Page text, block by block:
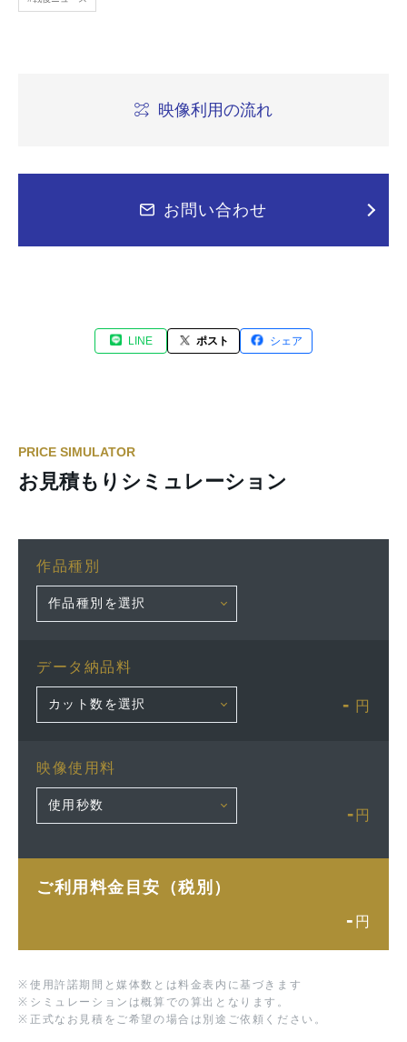
映像利用の流れ
お問い合わせ
LINE ポスト シェア
PRICE SIMULATOR
お見積もりシミュレーション
作品種別
データ納品料
- 円
映像使用料
- 円
ご利用料金目安（税別）
- 円
※ 使用許諾期間と媒体数とは料金表内に基づきます
※ シミュレーションは概算での算出となります。
※ 正式なお見積をご希望の場合は別途ご依頼ください。